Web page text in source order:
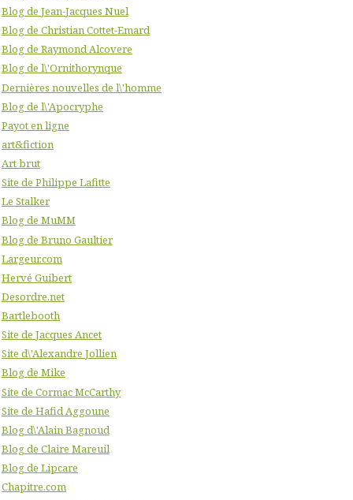
Blog de Jean-Jacques Nuel
Blog de Christian Cottet-Emard
Blog de Raymond Alcovere
Blog de l\'Ornithorynque
Dernières nouvelles de l\'homme
Blog de l\'Apocryphe
Payot en ligne
art&fiction
Art brut
Site de Philippe Lafitte
Le Stalker
Blog de MuMM
Blog de Bruno Gaultier
Largeur.com
Hervé Guibert
Desordre.net
Bartlebooth
Site de Jacques Ancet
Site d\'Alexandre Jollien
Blog de Mike
Site de Cormac McCarthy
Site de Hafid Aggoune
Blog d\'Alain Bagnoud
Blog de Claire Mareuil
Blog de Lipcare
Chapitre.com